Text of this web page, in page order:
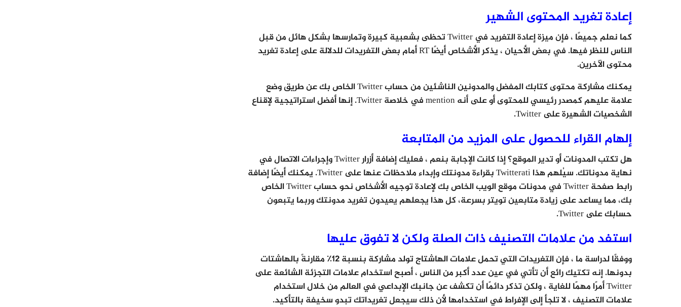
إعادة تغريد المحتوى الشهير
كما نعلم جميعًا ، فإن ميزة إعادة التغريد في Twitter تحظى بشعبية كبيرة وتمارسها بشكل هائل من قبل
الناس للنظر فيها. في بعض الأحيان ، يذكر الأشخاص أيضًا RT أمام بعض التغريدات للدلالة على إعادة تغريد
محتوى الآخرين.
يمكنك مشاركة محتوى كتابك المفضل والمدونين الناشئين من حساب Twitter الخاص بك عن طريق وضع
علامة عليهم كمصدر رئيسي للمحتوى أو على أنه mention في خلاصة Twitter. إنها أفضل استراتيجية لإقناع
الشخصيات الشهيرة على Twitter.
إلهام القراء للحصول على المزيد من المتابعة
هل تكتب المدونات أو تدير الموقع؟ إذا كانت الإجابة بنعم ، فعليك إضافة أزرار Twitter وإجراءات الاتصال في
نهاية مدوناتك. سيُلهم هذا Twitterati بقراءة مدونتك وإبداء ملاحظات عنها على Twitter. يمكنك أيضًا إضافة
رابط صفحة Twitter في مدونات موقع الويب الخاص بك لإعادة توجيه الأشخاص نحو حساب Twitter الخاص
بك، مما يساعد على زيادة متابعين تويتر بسرعة، كل هذا يجعلهم يعيدون تغريد مدونتك وربما يتبعون
حسابك على Twitter.
استفد من علامات التصنيف ذات الصلة ولكن لا تفوق عليها
ووفقًا لدراسة ما ، فإن التغريدات التي تحمل علامات الهاشتاج تولد مشاركة بنسبة 12٪ مقارنةً بالهاشتات
بدونها. إنه تكتيك رائع أن تأتي في عين عدد أكبر من الناس ، أصبح استخدام علامات التجزئة الشائعة على
Twitter أمرًا مهمًا للغاية ، ولكن تذكر دائمًا أن تكشف عن جانبك الإبداعي في العالم من خلال استخدام
علامات التصنيف ، لا تلجأ إلى الإفراط في استخدامها لأن ذلك سيجعل تغريداتك تبدو سخيفة بالتأكيد.